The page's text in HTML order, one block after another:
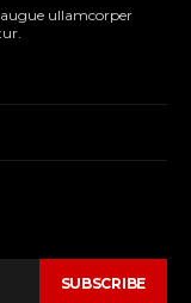
ullamcorper
SUBSCRIBE